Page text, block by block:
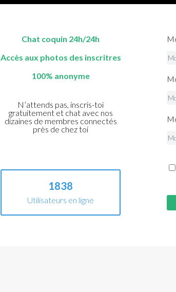
Chat coquin 24h/24h
Accès aux photos des inscritres
100% anonyme
N’attends pas, inscris-toi
gratuitement et chat avec nos
dizaines de membres connectés
près de chez toi
1838
Utilisateurs en ligne